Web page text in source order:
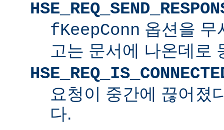
fKeepConn 옵션을 무
고는 문서에 나온데로
요청이 중간에 끊어졌
다.